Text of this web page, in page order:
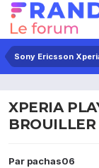
Sony Ericsson
XPERIA
BROUILLER
Par pachas06